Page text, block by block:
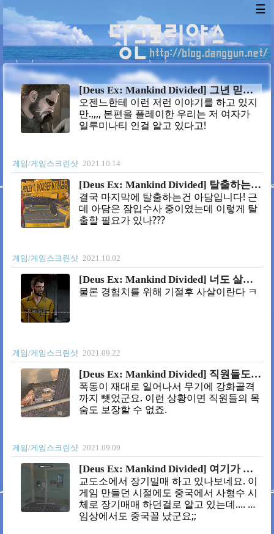
☰
[Deus Ex: Mankind Divided] 그년 믿지마!!
오젠느한테 이런 저런 이야기를 하고 있지
만.,,,, 본편을 플레이한 우리는 저 여자가
일루미나티 인걸 알고 있다고!
게임/게임스크린샷 2021.10.14
[Deus Ex: Mankind Divided] 탈출하는건 나라네
결국 마지막에 탈출하는건 아담입니다! 근
데 아담은 잠입수사 중이였는데 이렇게 탈
출할 필요가 있나???
게임/게임스크린샷 2021.10.02
[Deus Ex: Mankind Divided] 너도 살려둘순 없지
물론 경험치를 위해 기절후 사살이란다 ㅋ
게임/게임스크린샷 2021.09.22
[Deus Ex: Mankind Divided] 직원들도 살려둘수 없지
폭동이 재대로 일어나서 무기에 강화골격
까지 뺏었군요. 이런 상황이면 직원들의 목
숨도 보장할 수 없죠.
게임/게임스크린샷 2021.09.09
[Deus Ex: Mankind Divided] 여기가 중국도 아니고;;;
교도소에서 장기밀매 하고 있나보네요. 이
게임 만들던 시절에도 중국에서 사형수 시
체로 장기매매 하던걸로 알고 있는데.... 게
임상에서도 중국꼴 났군요;;